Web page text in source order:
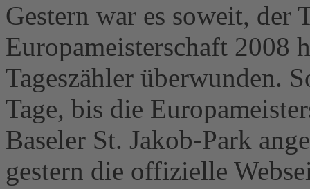
Gestern war es soweit, der
Europameisterschaft 2008
Tageszähler überwunden.
Tage, bis die
Baseler St. Jakob-Park
gestern die offizielle